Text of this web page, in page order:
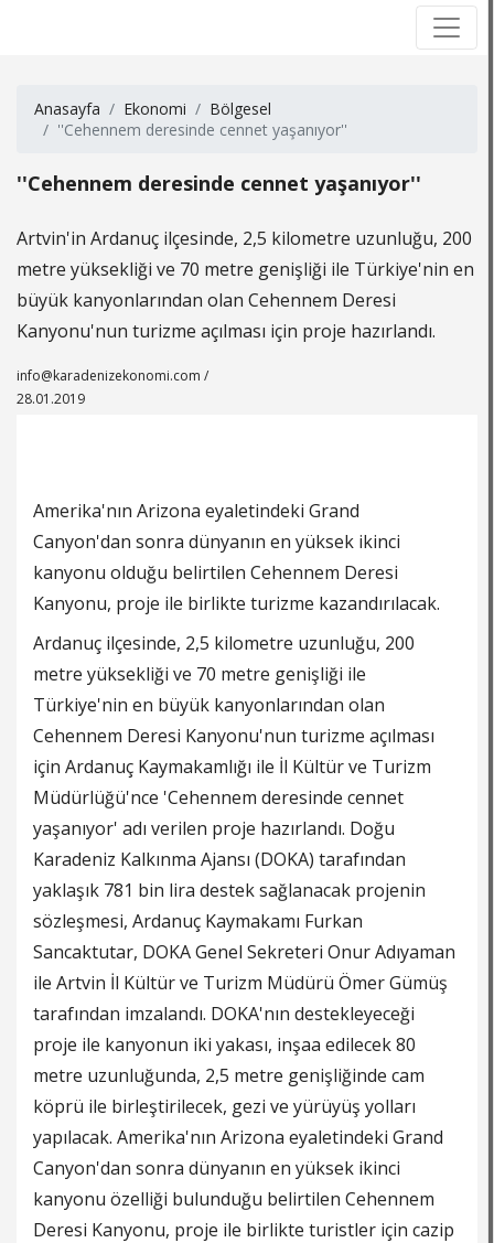
Anasayfa Ekonomi
Bölgesel
''Cehennem deresinde cennet yaşanıyor''
''Cehennem deresinde cennet yaşanıyor''
Artvin'in Ardanuç ilçesinde, 2,5 kilometre uzunluğu, 200
metre yüksekliği ve 70 metre genişliği ile Türkiye'nin en
büyük kanyonlarından olan Cehennem Deresi
Kanyonu'nun turizme açılması için proje hazırlandı.
info@karadenizekonomi.com /
28.01.2019
Amerika'nın Arizona eyaletindeki Grand
Canyon'dan sonra dünyanın en yüksek ikinci
kanyonu olduğu belirtilen Cehennem Deresi
Kanyonu, proje ile birlikte turizme kazandırılacak.
Ardanuç ilçesinde, 2,5 kilometre uzunluğu, 200
metre yüksekliği ve 70 metre genişliği ile
Türkiye'nin en büyük kanyonlarından olan
Cehennem Deresi Kanyonu'nun turizme açılması
için Ardanuç Kaymakamlığı ile İl Kültür ve Turizm
Müdürlüğü'nce 'Cehennem deresinde cennet
yaşanıyor' adı verilen proje hazırlandı. Doğu
Karadeniz Kalkınma Ajansı (DOKA) tarafından
yaklaşık 781 bin lira destek sağlanacak projenin
sözleşmesi, Ardanuç Kaymakamı Furkan
Sancaktutar, DOKA Genel Sekreteri Onur Adıyaman
ile Artvin İl Kültür ve Turizm Müdürü Ömer Gümüş
tarafından imzalandı. DOKA'nın destekleyeceği
proje ile kanyonun iki yakası, inşaa edilecek 80
metre uzunluğunda, 2,5 metre genişliğinde cam
köprü ile birleştirilecek, gezi ve yürüyüş yolları
yapılacak. Amerika'nın Arizona eyaletindeki Grand
Canyon'dan sonra dünyanın en yüksek ikinci
kanyonu özelliği bulunduğu belirtilen Cehennem
Deresi Kanyonu, proje ile birlikte turistler için cazip
×
×